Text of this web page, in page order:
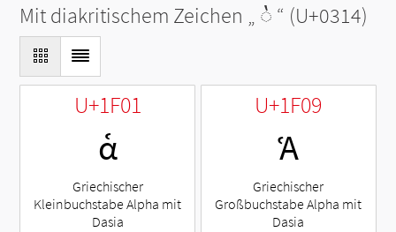
Mit diakritischem Zeichen „ ◌̔ “ (U+0314)
U+1F01
ἁ
Griechischer
Kleinbuchstabe Alpha mit
Dasia
U+1F09
Ἁ
Griechischer
Großbuchstabe Alpha mit
Dasia